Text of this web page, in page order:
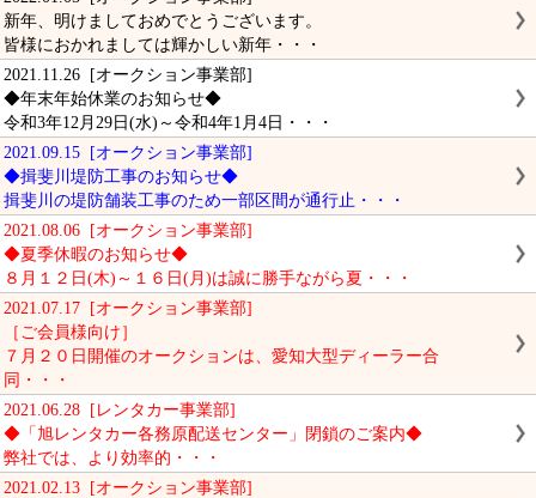
新年、明けましておめでとうございます。
皆様におかれましては輝かしい新年・・・
2021.11.26 [オークション事業部]
◆年末年始休業のお知らせ◆
令和3年12月29日(水)～令和4年1月4日・・・
2021.09.15 [オークション事業部]
◆揖斐川堤防工事のお知らせ◆
揖斐川の堤防舗装工事のため一部区間が通行止・・・
2021.08.06 [オークション事業部]
◆夏季休暇のお知らせ◆
８月１２日(木)～１６日(月)は誠に勝手ながら夏・・・
2021.07.17 [オークション事業部]
［ご会員様向け］
７月２０日開催のオークションは、愛知大型ディーラー合
同・・・
2021.06.28 [レンタカー事業部]
◆「旭レンタカー各務原配送センター」閉鎖のご案内◆
弊社では、より効率的・・・
2021.02.13 [オークション事業部]